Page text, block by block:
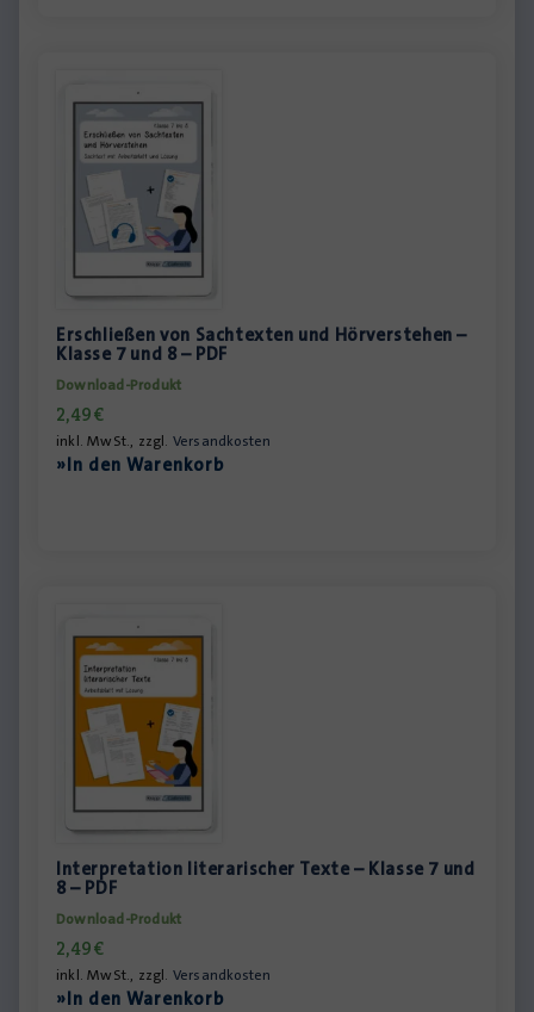
Erschließen von Sachtexten und Hörverstehen –
Klasse 7 und 8 – PDF
Download-Produkt
2,49€
inkl. MwSt., zzgl. Versandkosten
»In den Warenkorb
Interpretation literarischer Texte – Klasse 7 und
8 – PDF
Download-Produkt
2,49€
inkl. MwSt., zzgl. Versandkosten
»In den Warenkorb